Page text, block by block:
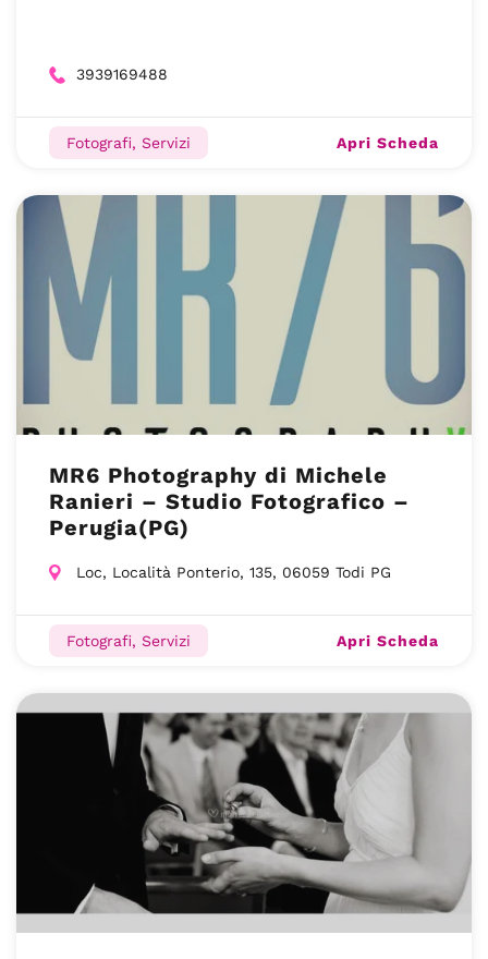
3939169488
Fotografi, Servizi Apri Scheda
MR6 Photography di Michele
Ranieri – Studio Fotografico –
Perugia(PG)
Loc, Località Ponterio, 135, 06059 Todi PG
Fotografi, Servizi Apri Scheda